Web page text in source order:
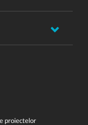
012167
proiectelor